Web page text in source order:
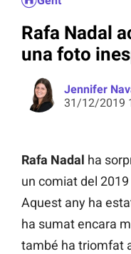
Rafa Nadal
una foto
Jennifer
31/12/2019
Rafa Nadal ha
un comiat del 2019
Aquest any ha
ha sumat encara
també ha triomfat